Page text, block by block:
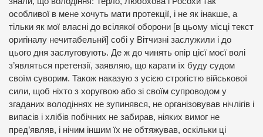
особливої в мене хочуть мати протекції, і не як інакше, а
тільки як мої власні до всілякої оборони [в цьому місці текст
оригіналу нечитабельнй] собі у Вітчизні заслужили і до
цього дня заслуговують. Де ж до чинять опір цієї моєї волі
з’являться претензії, заявляю, що карати їх буду судом
своїм суворим. Також наказую з усією строгістю військової
сили, щоб ніхто з хоругвою або зі своїм супроводом у
згаданих володіннях не зупинявся, не організовував нічлігів і
випасів і хлібів побічних не забирав, ніяких вимог не
пред’являв, і нічим іншим їх не обтяжував, оскільки ці